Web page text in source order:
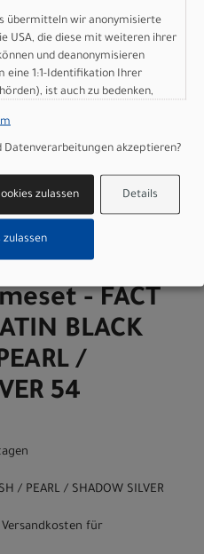
/ PEARL / SHADOW SILVER
Versandkosten für
Works
- FACT
BLACK
/
54
/ PEARL / SHADOW SILVER
Versandkosten für
übermitteln wir anonymisierte
USA, die diese mit weiteren ihrer
und deanonymisieren
eine 1:1-Identifikation Ihrer
ist auch zu bedenken,
Union.
Datenverarbeitungen akzeptieren?
Details
zulassen
zulassen